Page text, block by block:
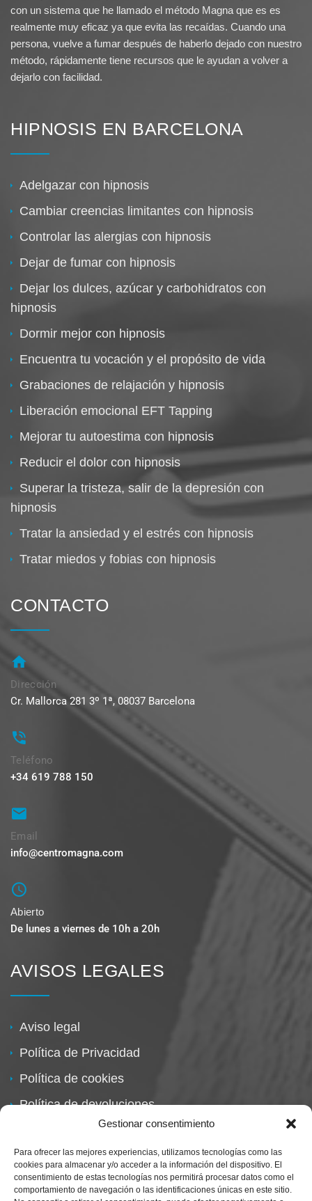
Gestionar consentimiento
Para ofrecer las mejores experiencias, utilizamos tecnologías como las
cookies para almacenar y/o acceder a la información del dispositivo. El
consentimiento de estas tecnologías nos permitirá procesar datos como el
comportamiento de navegación o las identificaciones únicas en este sitio.
con un sistema que he llamado el método Magna que es es
realmente muy eficaz ya que evita las recaídas. Cuando una
persona, vuelve a fumar después de haberlo dejado con nuestro
método, rápidamente tiene recursos que le ayudan a volver a
dejarlo con facilidad.
HIPNOSIS EN BARCELONA
Adelgazar con hipnosis
Cambiar creencias limitantes con hipnosis
Controlar las alergias con hipnosis
Dejar de fumar con hipnosis
Dejar los dulces, azúcar y carbohidratos con
hipnosis
Dormir mejor con hipnosis
Encuentra tu vocación y el propósito de vida
Grabaciones de relajación y hipnosis
Liberación emocional EFT Tapping
Mejorar tu autoestima con hipnosis
Reducir el dolor con hipnosis
Superar la tristeza, salir de la depresión con
hipnosis
Tratar la ansiedad y el estrés con hipnosis
Tratar miedos y fobias con hipnosis
CONTACTO
Dirección
Cr. Mallorca 281 3º 1ª, 08037 Barcelona
Teléfono
+34 619 788 150
Email
info@centromagna.com
Abierto
De lunes a viernes de 10h a 20h
AVISOS LEGALES
Aviso legal
Política de Privacidad
Política de cookies
Política de devoluciones